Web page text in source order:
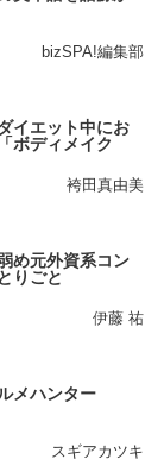
bizSPA!編集部
イエット中にお
ボディメイク
袴田真由美
め元外資系コン
りごと
伊藤 祐
メハンター
スギアカツキ